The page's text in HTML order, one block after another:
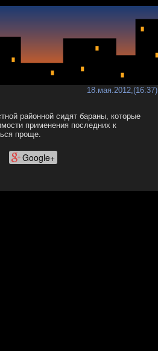
18.мая.2012,(16:37)
районной сидят бараны, которые
применения последних к
проще.
Google+